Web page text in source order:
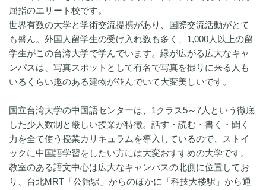
屈指のエリート校です。
世界有数の大学と学術交流提携があり、国際交流活動がとて
も盛ん。外国人留学生の受け入れ数も多く、1,000人以上の留
学生がこの台湾大学で学んでいます。緑が広がる広大なキャ
ンパスは、写真スポットとして有名で写真を撮りに来る人も
いるくらい趣のある建物が並んでいて大変美しいです。
国立台湾大学の中国語センターは、1クラス5～7人という徹底
した少人数制と厳しい授業が特徴。話す・読む・書く・聞く
力を全て使う授業カリキュラムを導入しているので、ストイ
ックに中国語学習をしたい方には大変おすすめの大学です。
教室のある語文中心は広大なキャンパスの北側に位置してお
り、台北MRT「公館駅」からのほかに「科技大楼駅」から通